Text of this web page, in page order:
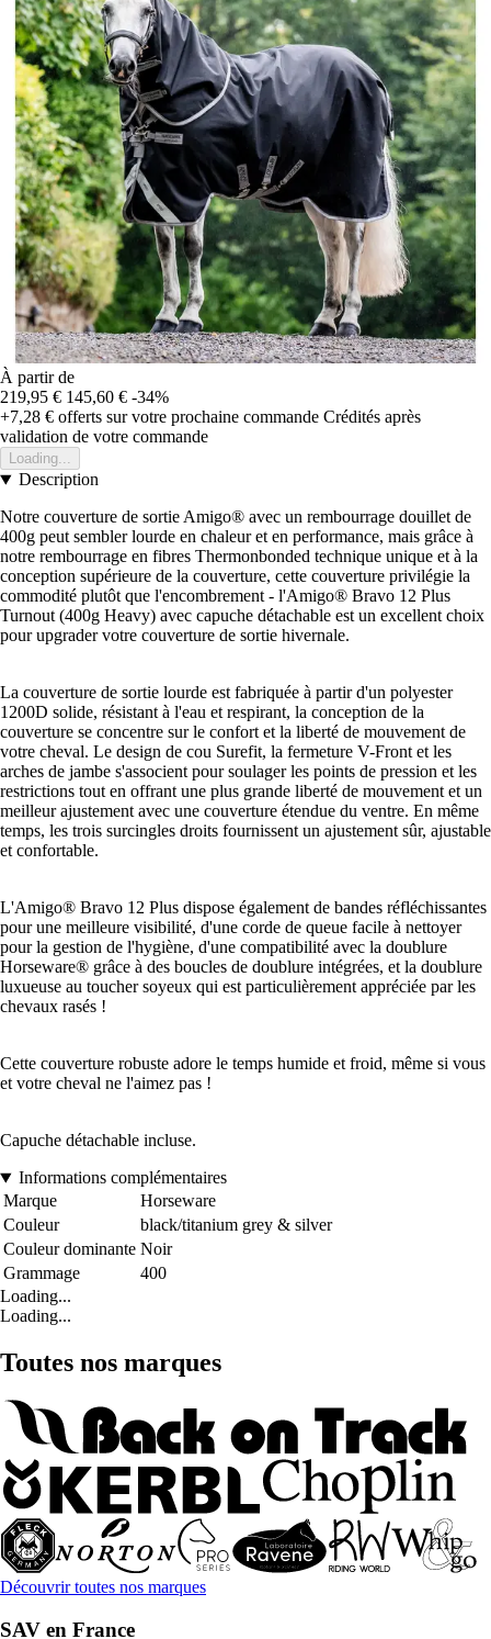
À partir de
219,95 € 145,60 € -34%
+7,28 € offerts sur votre prochaine commande Crédités après
validation de votre commande
Loading...
Description
Notre couverture de sortie Amigo® avec un rembourrage douillet de
400g peut sembler lourde en chaleur et en performance, mais grâce à
notre rembourrage en fibres Thermonbonded technique unique et à la
conception supérieure de la couverture, cette couverture privilégie la
commodité plutôt que l'encombrement - l'Amigo® Bravo 12 Plus
Turnout (400g Heavy) avec capuche détachable est un excellent choix
pour upgrader votre couverture de sortie hivernale.
La couverture de sortie lourde est fabriquée à partir d'un polyester
1200D solide, résistant à l'eau et respirant, la conception de la
couverture se concentre sur le confort et la liberté de mouvement de
votre cheval. Le design de cou Surefit, la fermeture V-Front et les
arches de jambe s'associent pour soulager les points de pression et les
restrictions tout en offrant une plus grande liberté de mouvement et un
meilleur ajustement avec une couverture étendue du ventre. En même
temps, les trois surcingles droits fournissent un ajustement sûr, ajustable
et confortable.
L'Amigo® Bravo 12 Plus dispose également de bandes réfléchissantes
pour une meilleure visibilité, d'une corde de queue facile à nettoyer
pour la gestion de l'hygiène, d'une compatibilité avec la doublure
Horseware® grâce à des boucles de doublure intégrées, et la doublure
luxueuse au toucher soyeux qui est particulièrement appréciée par les
chevaux rasés !
Cette couverture robuste adore le temps humide et froid, même si vous
et votre cheval ne l'aimez pas !
Capuche détachable incluse.
Informations complémentaires
Marque
Horseware
Couleur
black/titanium grey & silver
Couleur dominante Noir
Grammage
400
Loading...
Loading...
Toutes nos marques
Découvrir toutes nos marques
SAV en France